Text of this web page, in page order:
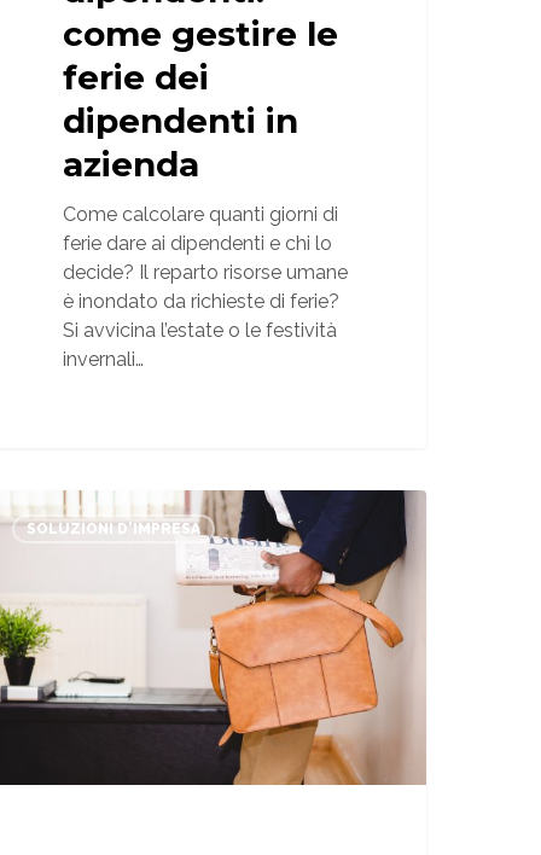
come gestire le
ferie dei
dipendenti in
azienda
Come calcolare quanti giorni di
ferie dare ai dipendenti e chi lo
decide? Il reparto risorse umane
è inondato da richieste di ferie?
Si avvicina l’estate o le festività
invernali…
SOLUZIONI D'IMPRESA